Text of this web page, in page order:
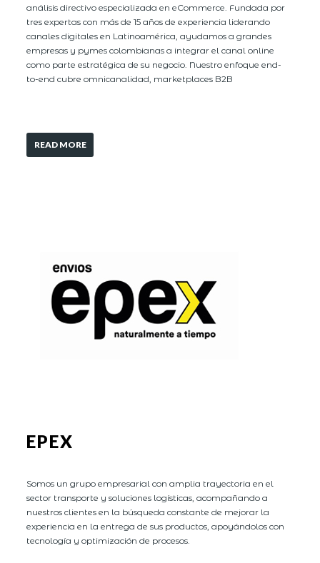
análisis directivo especializada en eCommerce. Fundada por
tres expertas con más de 15 años de experiencia liderando
canales digitales en Latinoamérica, ayudamos a grandes
empresas y pymes colombianas a integrar el canal online
como parte estratégica de su negocio. Nuestro enfoque end-
to-end cubre omnicanalidad, marketplaces B2B
READ MORE
EPEX
Somos un grupo empresarial con amplia trayectoria en el
sector transporte y soluciones logísticas, acompañando a
nuestros clientes en la búsqueda constante de mejorar la
experiencia en la entrega de sus productos, apoyándolos con
tecnología y optimización de procesos.